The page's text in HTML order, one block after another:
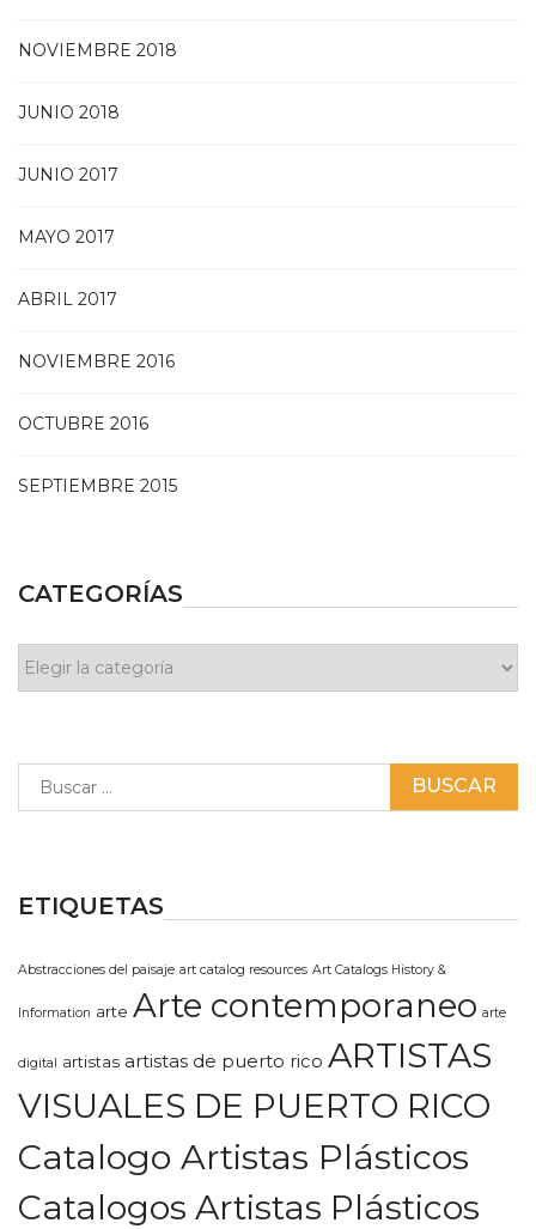
NOVIEMBRE 2018
JUNIO 2018
JUNIO 2017
MAYO 2017
ABRIL 2017
NOVIEMBRE 2016
OCTUBRE 2016
SEPTIEMBRE 2015
CATEGORÍAS
ETIQUETAS
Abstracciones del paisaje art catalog resources Art Catalogs History &
Information arte Arte contemporaneo arte
digital artistas artistas de puerto rico ARTISTAS
VISUALES DE PUERTO RICO
Catalogo Artistas Plásticos
Catalogos Artistas Plásticos